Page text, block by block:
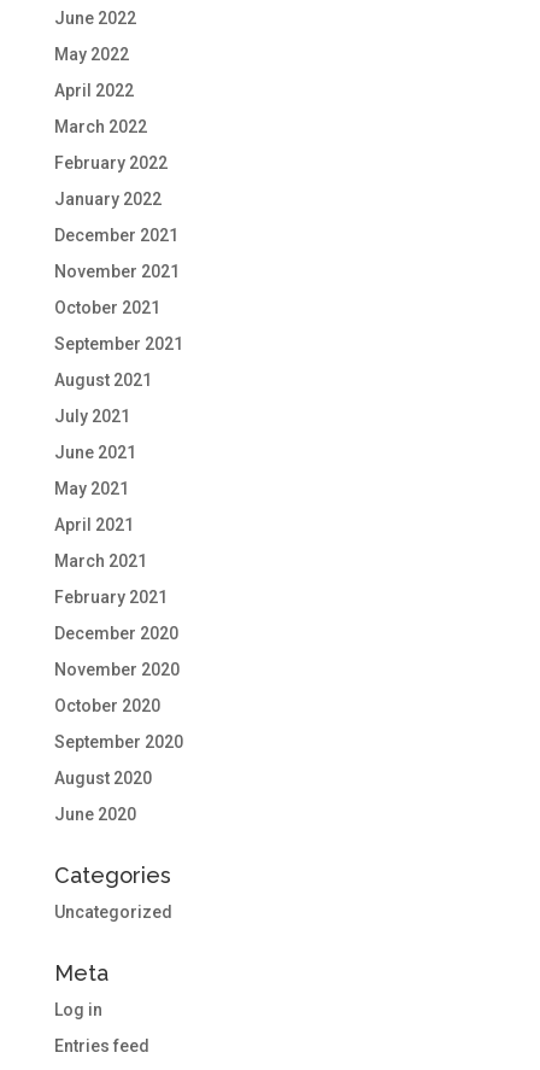
June 2022
May 2022
April 2022
March 2022
February 2022
January 2022
December 2021
November 2021
October 2021
September 2021
August 2021
July 2021
June 2021
May 2021
April 2021
March 2021
February 2021
December 2020
November 2020
October 2020
September 2020
August 2020
June 2020
Categories
Uncategorized
Meta
Log in
Entries feed